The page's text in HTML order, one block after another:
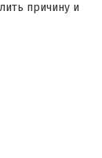
причину и